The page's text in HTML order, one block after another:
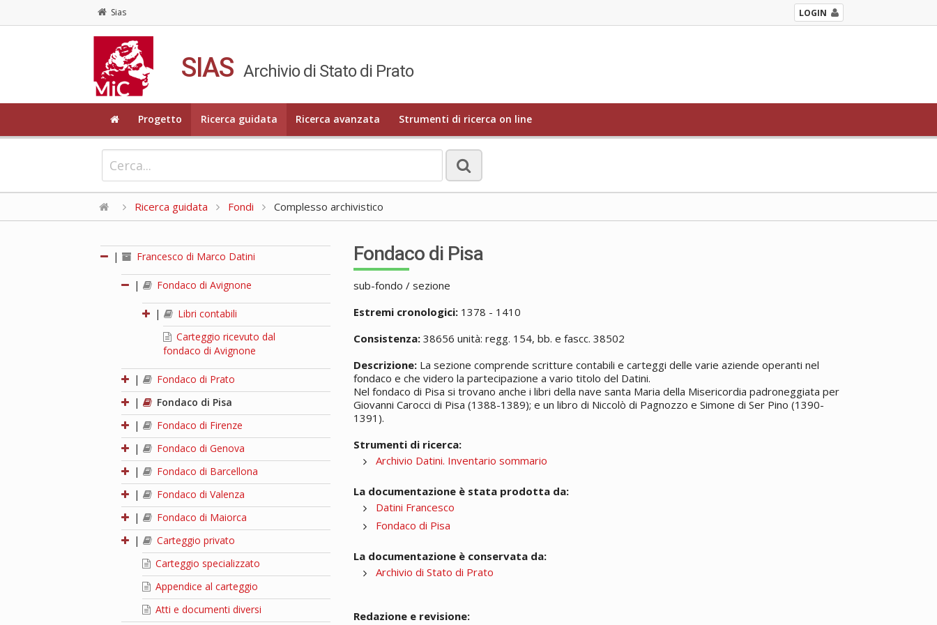
Sias LOGIN
SIAS Archivio di Stato di Prato
Progetto Ricerca guidata Ricerca avanzata Strumenti di ricerca on line
Ricerca guidata Fondi Complesso archivistico
| Francesco di Marco Datini
| Fondaco di Avignone
|
Libri contabili
Carteggio ricevuto dal
fondaco di Avignone
|
Fondaco di Prato
|
Fondaco di Pisa
|
Fondaco di Firenze
|
Fondaco di Genova
|
Fondaco di Barcellona
|
Fondaco di Valenza
|
Fondaco di Maiorca
|
Carteggio privato
Carteggio specializzato
Appendice al carteggio
Atti e documenti diversi
Fondaco di Pisa
sub-fondo / sezione
Estremi cronologici: 1378 - 1410
Consistenza: 38656 unità: regg. 154, bb. e fascc. 38502
Descrizione: La sezione comprende scritture contabili e carteggi delle varie aziende operanti nel
fondaco e che videro la partecipazione a vario titolo del Datini.
Nel fondaco di Pisa si trovano anche i libri della nave santa Maria della Misericordia padroneggiata per
Giovanni Carocci di Pisa (1388-1389); e un libro di Niccolò di Pagnozzo e Simone di Ser Pino (1390-
1391).
Strumenti di ricerca:
Archivio Datini. Inventario sommario
La documentazione è stata prodotta da:
Datini Francesco
Fondaco di Pisa
La documentazione è conservata da:
Archivio di Stato di Prato
Redazione e revisione: